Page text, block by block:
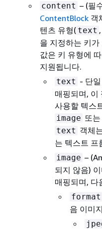
content – (필
ContentBlock 객
텐츠 유형( text ,
을 지정하는 키
값은 키 유형에
지원됩니다.
text - 단
매핑되며, 이
사용할 텍스
image 또는
text 객체
는 텍스트 프
image –
되지 않음)
매핑되며, 다
format
음 이미